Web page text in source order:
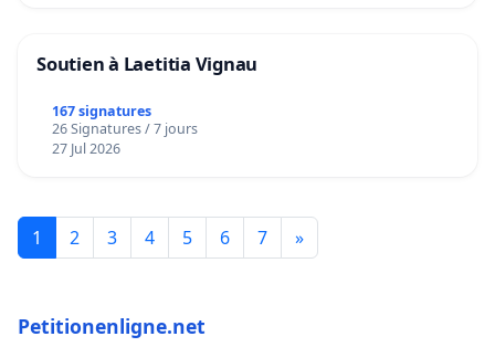
Soutien à Laetitia Vignau
167 signatures
26 Signatures / 7 jours
27 Jul 2026
1 2 3 4 5 6 7 »
Petitionenligne.net